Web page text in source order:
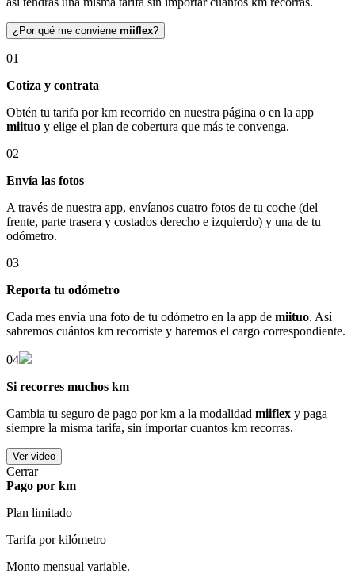
¿Por qué me conviene miiflex?
01
Cotiza y contrata
Obtén tu tarifa por km recorrido en nuestra página o en la app
miituo y elige el plan de cobertura que más te convenga.
02
Envía las fotos
A través de nuestra app, envíanos cuatro fotos de tu coche (del
frente, parte trasera y costados derecho e izquierdo) y una de tu
odómetro.
03
Reporta tu odómetro
Cada mes envía una foto de tu odómetro en la app de miituo. Así
sabremos cuántos km recorriste y haremos el cargo correspondiente.
04
Si recorres muchos km
Cambia tu seguro de pago por km a la modalidad miiflex y paga
siempre la misma tarifa, sin importar cuantos km recorras.
Ver video
Cerrar
Pago por km
Plan limitado
Tarifa por kilómetro
Monto mensual variable.